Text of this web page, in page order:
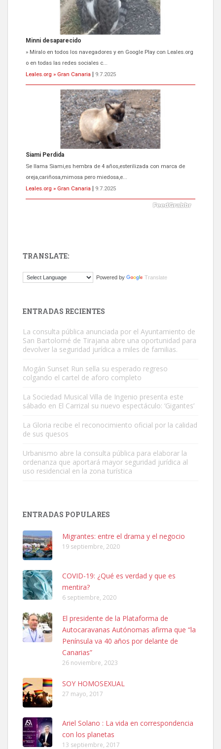
Minni desaparecido
» Míralo en todos los navegadores y en Google Play con Leales.org
o en todas las redes sociales c...
Leales.org » Gran Canaria
9.7.2025
Siami Perdida
Se llama Siami,es hembra de 4 años,esterilizada con marca de
oreja,cariñosa,mimosa pero miedosa,e...
Leales.org » Gran Canaria
9.7.2025
El ayuntamiento se va a llevar a Los Gatos callejeros de la zona los
Gato manso encontrado
Este gato macho ha aparecido en la calle hace menos de un mes,
es muy manso y extremadamente cari...
Leales.org » Gran Canaria
SHIBA PERDIDO AVDA JOSE MESA Y LOPEZ
PERRO MACHO RAZA SHIBA CON MICROCHIP PERDIDO HOY
06/07/2025 ZONA MESA Y LOPEZ. ES MUY ASUSTADIZO
Leales.org » Gran Canaria
6.7.2025
Ninfa perdida
El día 5 se los perdió una ninfa papillera, asustada tiene miedo a la
TRANSLATE:
Powered by Translate
ENTRADAS RECIENTES
La consulta pública anunciada por el Ayuntamiento de
San Bartolomé de Tirajana abre una oportunidad para
devolver la seguridad jurídica a miles de familias.
Mogán Sunset Run sella su esperado regreso
colgando el cartel de aforo completo
La Sociedad Musical Villa de Ingenio presenta este
sábado en El Carrizal su nuevo espectáculo: ‘Gigantes’
La Gloria recibe el reconocimiento oficial por la calidad
de sus quesos
Urbanismo abre la consulta pública para elaborar la
ordenanza que aportará mayor seguridad jurídica al
uso residencial en la zona turística
ENTRADAS POPULARES
Migrantes: entre el drama y el negocio
19 septiembre, 2020
COVID-19: ¿Qué es verdad y que es
mentira?
6 septiembre, 2020
El presidente de la Plataforma de
Autocaravanas Autónomas afirma que “la
Península va 40 años por delante de
Canarias”
26 noviembre, 2023
SOY HOMOSEXUAL
27 mayo, 2017
Ariel Solano : La vida en correspondencia
con los planetas
13 septiembre, 2017